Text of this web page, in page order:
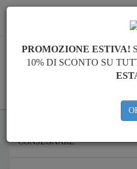
CONSEGNARE
PROMOZIONE ESTIVA!
10% DI SCONTO SU